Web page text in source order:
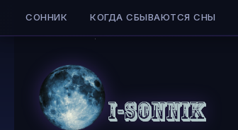
Skip to content
СОННИК КОГДА СБЫВАЮТСЯ СНЫ